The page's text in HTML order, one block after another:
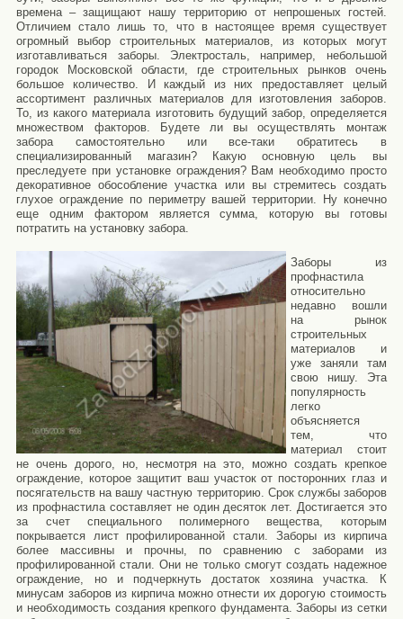
времена – защищают нашу территорию от непрошеных гостей.
Отличием стало лишь то, что в настоящее время существует
огромный выбор строительных материалов, из которых могут
изготавливаться заборы. Электросталь , например, небольшой
городок Московской области, где строительных рынков очень
большое количество. И каждый из них предоставляет целый
ассортимент различных материалов для изготовления заборов.
То, из какого материала изготовить будущий забор, определяется
множеством факторов. Будете ли вы осуществлять монтаж
забора самостоятельно или все-таки обратитесь в
специализированный магазин? Какую основную цель вы
преследуете при установке ограждения? Вам необходимо просто
декоративное обособление участка или вы стремитесь создать
глухое ограждение по периметру вашей территории. Ну конечно
еще одним фактором является сумма, которую вы готовы
потратить на установку забора.
Заборы из
профнастила
относительно
недавно вошли
на рынок
строительных
материалов и
уже заняли там
свою нишу. Эта
популярность
легко
объясняется
тем, что
материал стоит
не очень дорого, но, несмотря на это, можно создать крепкое
ограждение, которое защитит ваш участок от посторонних глаз и
посягательств на вашу частную территорию. Срок службы заборов
из профнастила составляет не один десяток лет. Достигается это
за счет специального полимерного вещества, которым
покрывается лист профилированной стали. Заборыиз кирпича
более массивны и прочны, по сравнению с заборами из
профилированной стали. Они не только смогут создать надежное
ограждение, но и подчеркнуть достаток хозяина участка. К
минусам заборов из кирпича можно отнести их дорогую стоимость
и необходимость создания крепкого фундамента.Заборы из сетки